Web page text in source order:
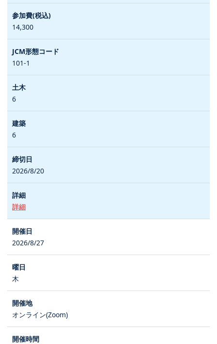
14,300
101-1
6
6
2026/8/20
詳細
2026/8/27
木
オンライン(Zoom)